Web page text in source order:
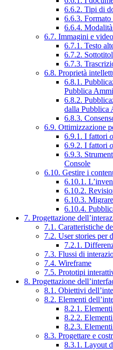
6.6.2. Tipi di
6.6.3.
6.6.4.
6.7. Immagini e video
6.7.1. Testo
6.7.2.
6.7.3.
6.8. Proprietà
6.8.1.
Pubblica
6.8.2.
dalla Pubblica
6.8.3.
6.9. Ottimizzazione
6.9.1. I fattori
6.9.2. I fattori
6.9.3.
Console
6.10. Gestire i
6.10.1.
6.10.2.
6.10.3.
6.10.4.
7. Progettazione
7.1. Caratteristiche
7.2. User stories per
7.2.1.
7.3. Flussi di
7.4. Wireframe
7.5. Prototipi
8. Progettazione
8.1. Obiettivi
8.2. Elementi
8.2.1.
8.2.2.
8.2.3.
8.3. Progettare e
8.3.1. Layout